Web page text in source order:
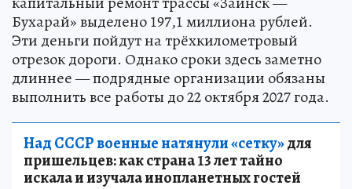
Бухарай» выделено 197,1 миллиона рублей.
Эти деньги пойдут на трёхкилометровый
отрезок дороги. Однако сроки здесь заметно
длиннее — подрядные организации обязаны
выполнить все работы до 22 октября 2027 года.
Над СССР военные натянули «сетку»для
пришельцев: как страна 13 лет тайно
искала и изучала инопланетных гостей